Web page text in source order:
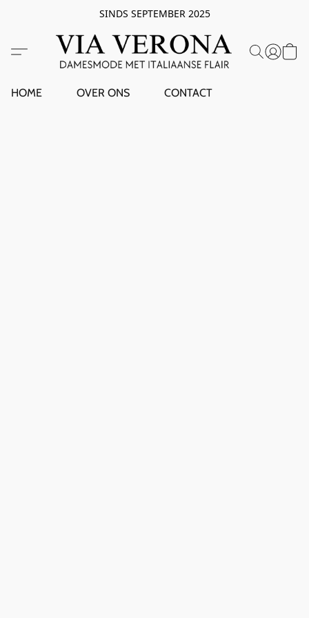
SINDS SEPTEMBER 2025
HOME OVER ONS CONTACT